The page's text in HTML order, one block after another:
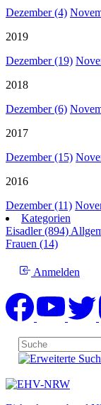
Dezember (4)
2019
Dezember (19)
2018
Dezember (6)
2017
Dezember (15)
2016
Dezember (11)
Kategorien
Eisadler (894)
Frauen (14)
Anmelden